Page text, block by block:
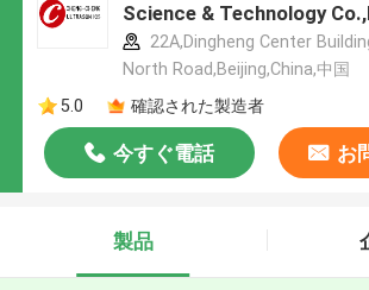
Science & Technology
22A,Dingheng Center
North Road,Beijing,China,中国
5.0
確認された製造者
今すぐ電話 お
製品